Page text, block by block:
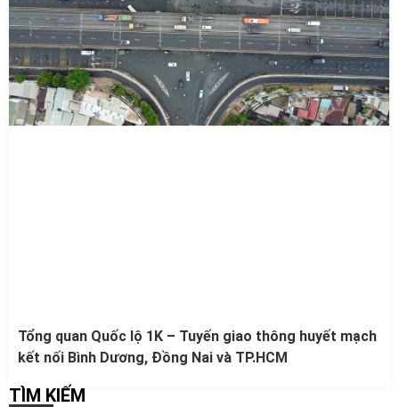
Tổng quan Quốc lộ 1K – Tuyến giao thông huyết mạch
kết nối Bình Dương, Đồng Nai và TP.HCM
TÌM KIẾM